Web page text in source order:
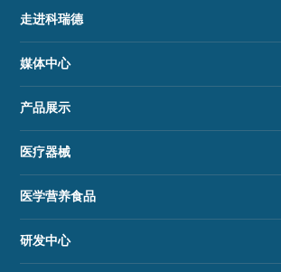
走进科瑞德
媒体中心
产品展示
医疗器械
医学营养食品
研发中心